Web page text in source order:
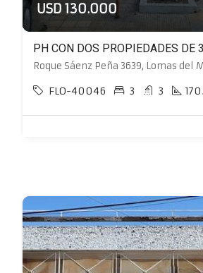
USD 130.000
FLO-40046 3 3